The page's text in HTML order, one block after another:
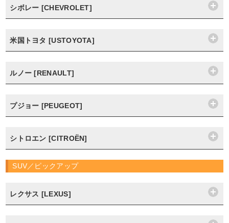
シボレー [CHEVROLET]
米国トヨタ [USTOYOTA]
ルノー [RENAULT]
プジョー [PEUGEOT]
シトロエン [CITROËN]
SUV／ピックアップ
レクサス [LEXUS]